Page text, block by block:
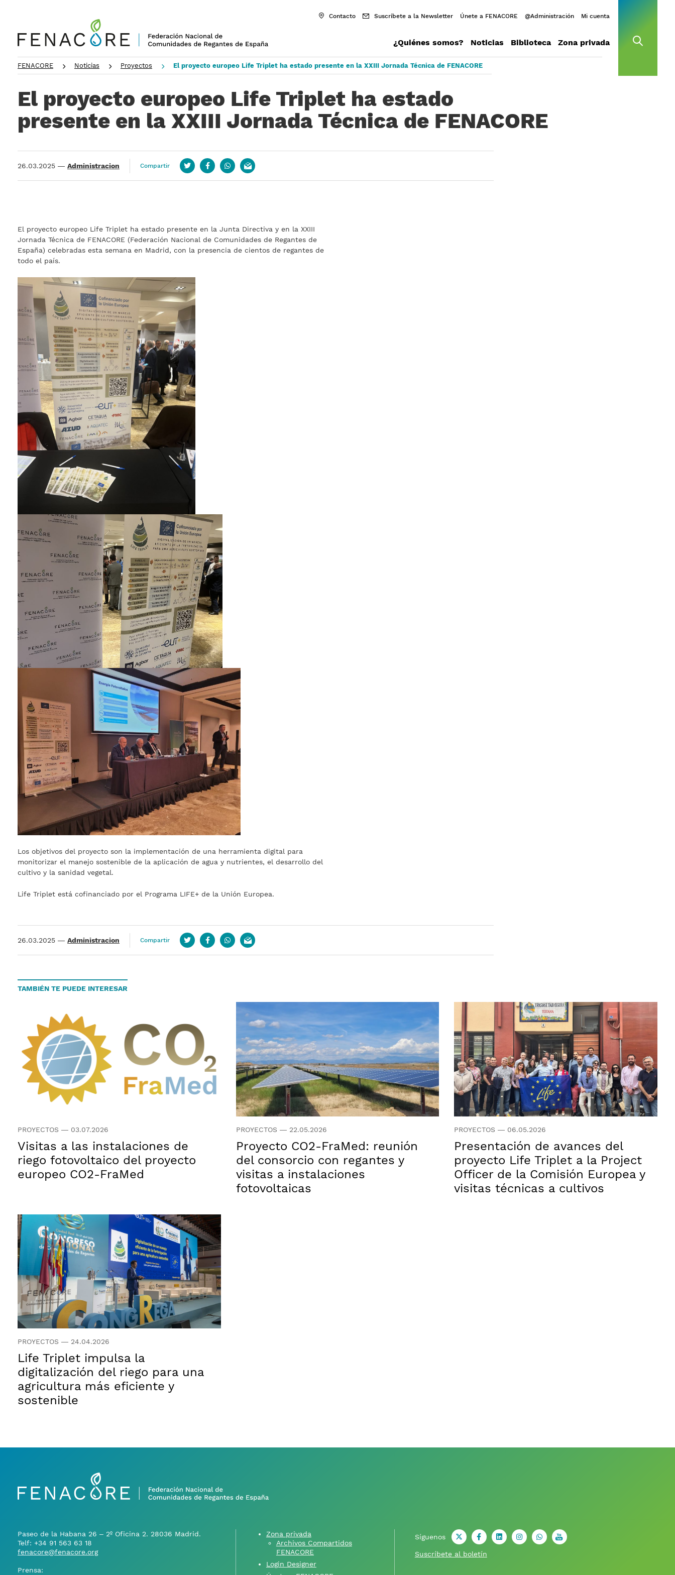
open
¿Quiénes somos? Noticias Biblioteca Zona privada
Contacto Suscríbete a la Newsletter Únete a FENACORE @Administración Mi cuenta
FENACORE Noticias Proyectos El proyecto europeo Life Triplet ha estado presente en la XXIII Jornada Técnica de FENACORE
El proyecto europeo Life Triplet ha estado
presente en la XXIII Jornada Técnica de FENACORE
26.03.2025 — Administracion Compartir TwitterFacebookwhatsapp
email
El proyecto europeo Life Triplet ha estado presente en la Junta Directiva y en la XXIII
Jornada Técnica de FENACORE (Federación Nacional de Comunidades de Regantes de
España) celebradas esta semana en Madrid, con la presencia de cientos de regantes de
todo el país.
Los objetivos del proyecto son la implementación de una herramienta digital para
monitorizar el manejo sostenible de la aplicación de agua y nutrientes, el desarrollo del
cultivo y la sanidad vegetal.
Life Triplet está cofinanciado por el Programa LIFE+ de la Unión Europea.
26.03.2025 — Administracion Compartir TwitterFacebookwhatsapp
email
TAMBIÉN TE PUEDE INTERESAR
PROYECTOS — 03.07.2026
Visitas a las instalaciones de
riego fotovoltaico del proyecto
europeo CO2-FraMed
PROYECTOS — 22.05.2026
Proyecto CO2-FraMed: reunión
del consorcio con regantes y
visitas a instalaciones
fotovoltaicas
PROYECTOS— 06.05.2026
Presentación de avances del
proyecto Life Triplet a la Project
Officer de la Comisión Europea y
visitas técnicas a cultivos
PROYECTOS — 24.04.2026
Life Triplet impulsa la
digitalización del riego para una
agricultura más eficiente y
sostenible
Paseo de la Habana 26 – 2º Oficina 2. 28036 Madrid.
Telf: +34 91 563 63 18
fenacore@fenacore.org
Prensa:
Zona privada
Archivos Compartidos
FENACORE
Login Designer
Síguenos X facebookLinkedinInstagramWhatsappyoutube
Suscríbete al boletín